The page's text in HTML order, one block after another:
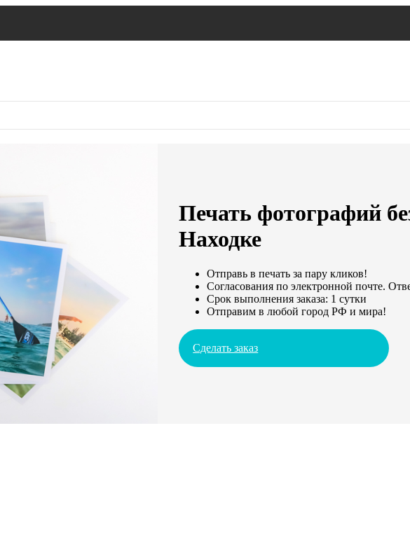
Печать фотографий
Находке
Отправь в печать за пару кликов!
Согласования по электронной почте.
Срок выполнения заказа: 1 сутки
Отправим в любой город РФ и мира!
Сделать заказ